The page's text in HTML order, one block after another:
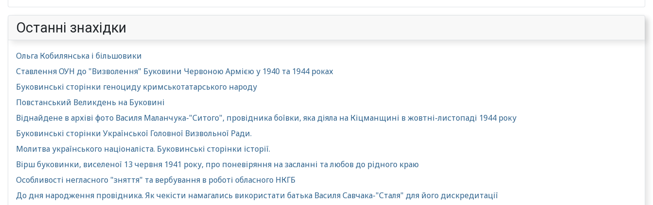
Останні знахідки
Ольга Кобилянська і більшовики
Ставлення ОУН до "Визволення" Буковини Червоною Армією у 1940 та 1944 роках
Буковинські сторінки геноциду кримськотатарського народу
Повстанський Великдень на Буковині
Віднайдене в архіві фото Василя Маланчука-"Ситого", провідника боївки, яка діяла на Кіцманщині в жовтні-листопаді 1944 року
Буковинські сторінки Української Головної Визвольної Ради.
Молитва українського націоналіста. Буковинські сторінки історії.
Вірш буковинки, виселеної 13 червня 1941 року, про поневіряння на засланні та любов до рідного краю
Особливості негласного "зняття" та вербування в роботі обласного НКГБ
До дня народження провідника. Як чекісти намагались використати батька Василя Савчака-"Сталя" для його дискредитації